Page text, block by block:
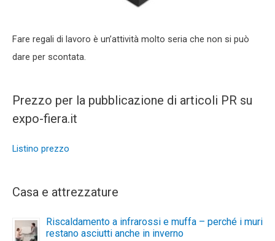
Fare regali di lavoro è un’attività molto seria che non si può
dare per scontata.
Prezzo per la pubblicazione di articoli PR su
expo-fiera.it
Listino prezzo
Casa e attrezzature
Riscaldamento a infrarossi e muffa – perché i muri
restano asciutti anche in inverno